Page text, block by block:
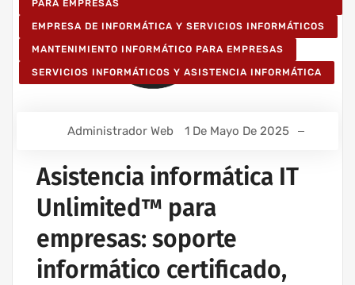
PARA EMPRESAS
EMPRESA DE INFORMÁTICA Y SERVICIOS INFORMÁTICOS
MANTENIMIENTO INFORMÁTICO PARA EMPRESAS
SERVICIOS INFORMÁTICOS Y ASISTENCIA INFORMÁTICA
Administrador Web 1 De Mayo De 2025
Asistencia informática IT
Unlimited™ para
empresas: soporte
informático certificado,